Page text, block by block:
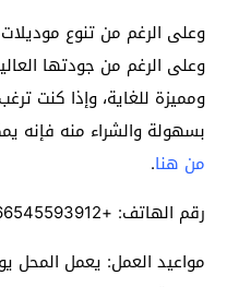
وعلى الرغم من تنوع
وعلى الرغم من جودتها
ومميزة للغاية، وإذا كنت
بسهولة والشراء منه فإنه
من هنا.
رقم الهاتف: +966545593912.